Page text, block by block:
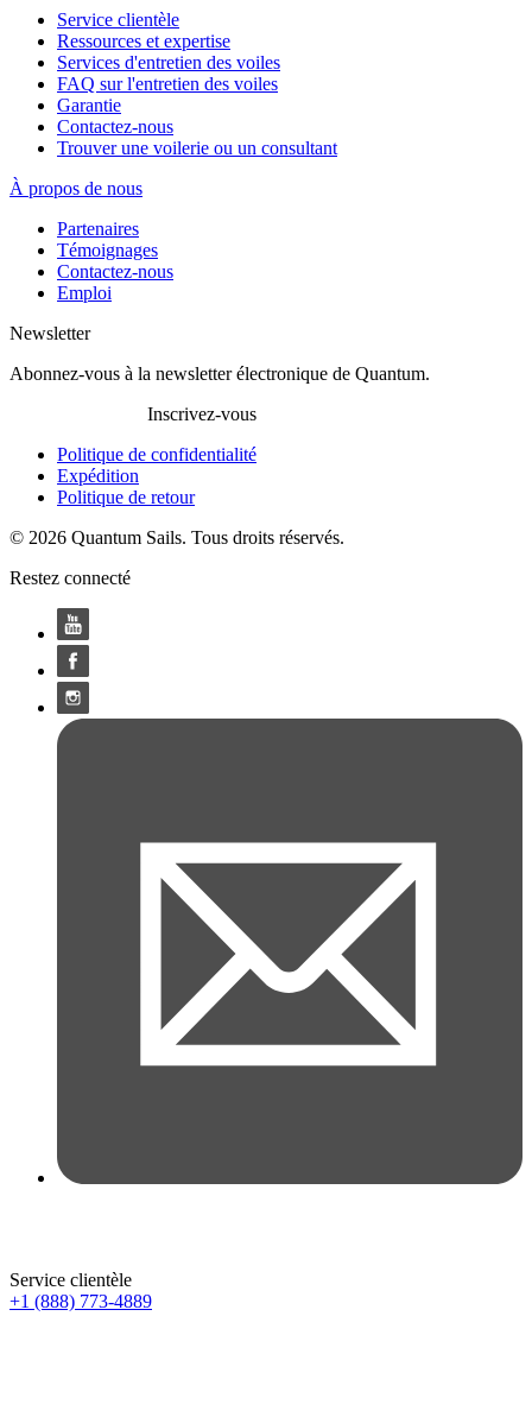
Service clientèle
Ressources et expertise
Services d'entretien des voiles
FAQ sur l'entretien des voiles
Garantie
Contactez-nous
Trouver une voilerie ou un consultant
À propos de nous
Partenaires
Témoignages
Contactez-nous
Emploi
Newsletter
Abonnez-vous à la newsletter électronique de Quantum.
Inscrivez-vous
Politique de confidentialité
Expédition
Politique de retour
© 2026 Quantum Sails. Tous droits réservés.
Restez connecté
Service clientèle
+1 (888) 773-4889